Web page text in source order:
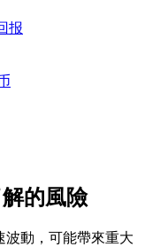
报
的風險
波動，可能帶來重大